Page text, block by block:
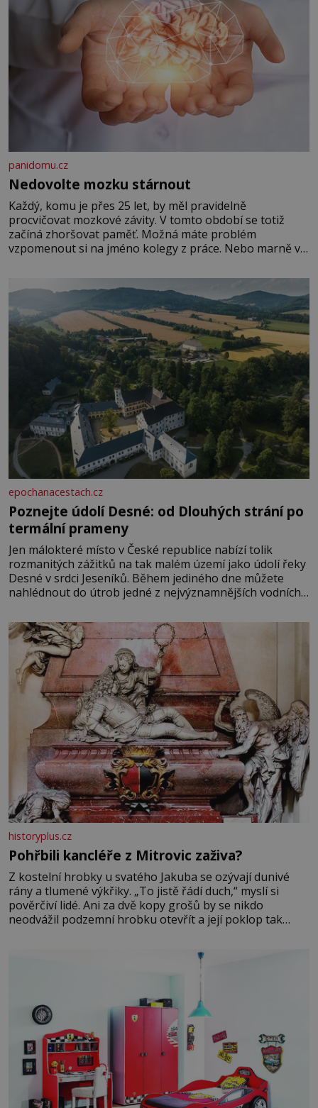
panidomu.cz
Nedovolte mozku stárnout
Každý, komu je přes 25 let, by měl pravidelně
procvičovat mozkové závity. V tomto období se totiž
začíná zhoršovat paměť. Možná máte problém
vzpomenout si na jméno kolegy z práce. Nebo marně v
Je to opravdu tak, s věkem jako kdyby se paměť
rozhodla stávkovat. Cvičte
epochanacestach.cz
Poznejte údolí Desné: od Dlouhých strání po
termální prameny
Jen málokteré místo v České republice nabízí tolik
rozmanitých zážitků na tak malém území jako údolí řeky
Desné v srdci Jeseníků. Během jediného dne můžete
nahlédnout do útrob jedné z nejvýznamnějších vodních
se na koloběžce a den zakončit poznáváním památek ve
Velkých Losinách nebo v termálním
historyplus.cz
Pohřbili kancléře z Mitrovic zaživa?
Z kostelní hrobky u svatého Jakuba se ozývají dunivé
rány a tlumené výkřiky. „To jistě řádí duch,“ myslí si
pověrčiví lidé. Ani za dvě kopy grošů by se nikdo
neodvážil podzemní hrobku otevřít a její poklop tak